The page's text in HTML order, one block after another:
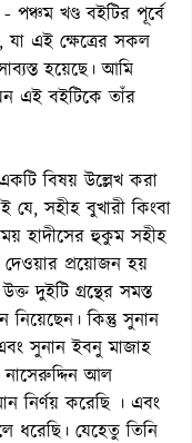
পঞ্চম খণ্ড বইটির পূর্বে
যা এই ক্ষেত্রের সকল
হয়েছে। আমি
এই বইটিকে তাঁর
বিষয় উল্লেখ করা
সহীহ বুখারী কিংবা
হাদীসের হুকুম সহীহ
দেওয়ার প্রয়োজন হয়
দুইটি গ্রন্থের সমস্ত
নিয়েছেন। কিন্তু সুনান
সুনান ইবনু মাজাহ
নাসেরুদ্দিন আল
নির্ণয় করেছি । এবং
ধরেছি। যেহেতু তিনি